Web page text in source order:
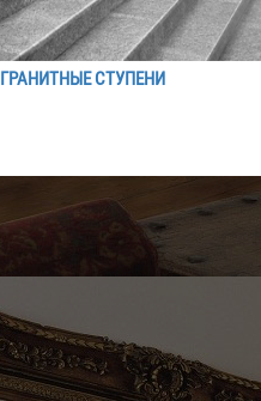
ГРАНИТНЫЕ СТУПЕНИ